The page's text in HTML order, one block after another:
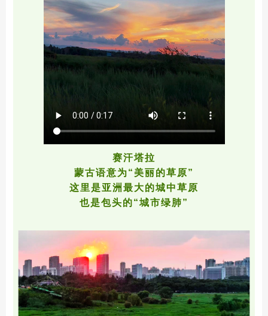
赛汗塔拉
蒙古语意为“美丽的草原”
这里是亚洲最大的城中草原
也是包头的“城市绿肺”